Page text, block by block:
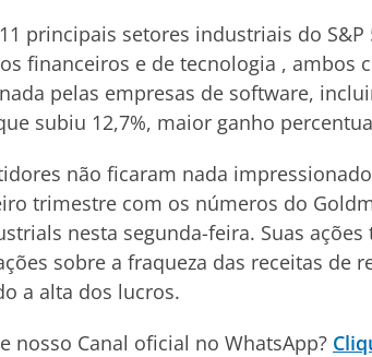
principais setores industriais do
financeiros e de tecnologia , ambos
pelas empresas de software,
subiu 12,7%, maior ganho
não ficaram nada
trimestre com os números do
nesta segunda-feira. Suas
sobre a fraqueza das receitas de
a alta dos lucros.
nosso Canal oficial no WhatsApp?